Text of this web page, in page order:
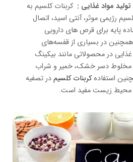
مواد غذایی :کربنات کلسیم به
رژیمی موثر، آنتی اسید، اتصال
پایه برای قرص های دارویی
در بسیاری از قفسه‌های
در محصولاتی مانند بیکینگ
مخلوط دسر خشک، خمیر و شراب
استفادهکربنات کلسیمدر تصفیه
محیط زیست مفید است.